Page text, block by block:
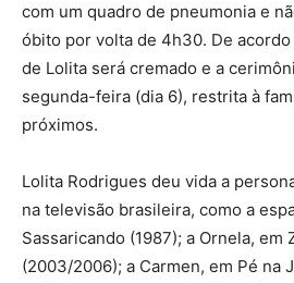
com um quadro de pneumonia e
óbito por volta de 4h30. De
de Lolita será cremado e a
segunda-feira (dia 6), restrita à
próximos.
Lolita Rodrigues deu vida a
na televisão brasileira, como a
Sassaricando (1987); a Ornela, em
(2003/2006); a Carmen, em Pé na